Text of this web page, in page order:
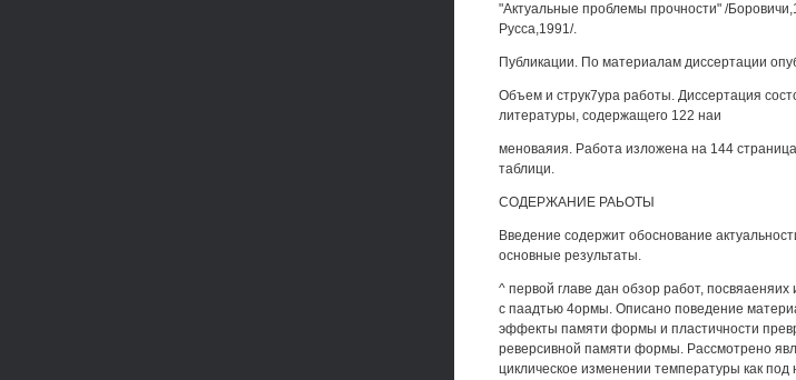
"Актуальные проблемы прочности" /
Русса,1991/.
Публикации. По материалам диссертации
Объем и струк7ура работы. Диссертация
литературы, содержащего 122 наи
меноваяия. Работа изложена на 144
таблици.
СОДЕРЖАНИЕ РАЬОТЫ
Введение содержит обоснование
основные результаты.
^ первой главе дан обзор работ,
с паадтью 4ормы. Описано поведение
эффекты памяти формы и пластичности
реверсивной памяти формы. Рассмотрено
циклическое изменении температуры как